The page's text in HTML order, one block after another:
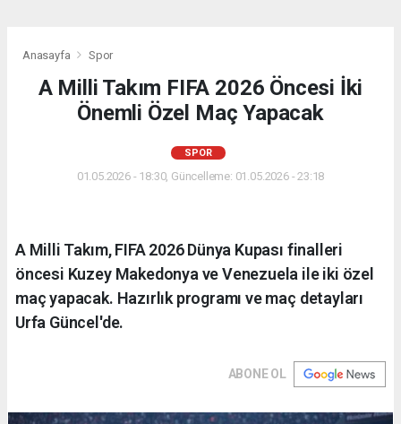
Anasayfa Spor
A Milli Takım FIFA 2026 Öncesi İki
Önemli Özel Maç Yapacak
SPOR
01.05.2026 - 18:30, Güncelleme: 01.05.2026 - 23:18
A Milli Takım, FIFA 2026 Dünya Kupası finalleri
öncesi Kuzey Makedonya ve Venezuela ile iki özel
maç yapacak. Hazırlık programı ve maç detayları
Urfa Güncel'de.
ABONE OL